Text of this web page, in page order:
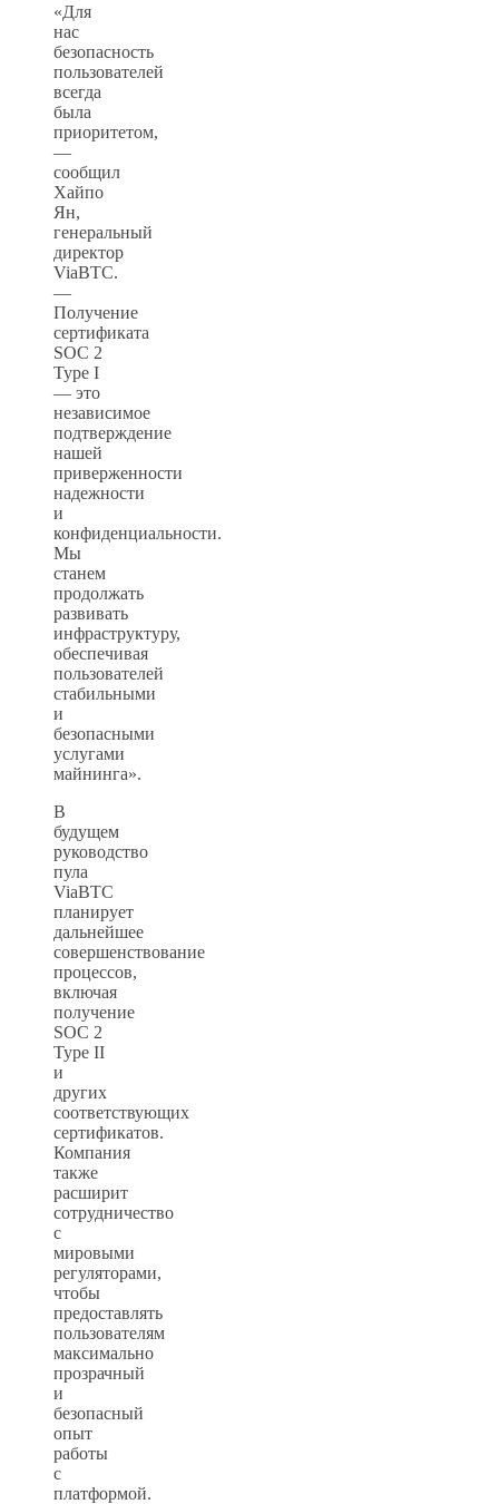
«Для
нас
безопасность
пользователей
всегда
была
приоритетом,
—
сообщил
Хайпо
Ян,
генеральный
директор
ViaBTC.
—
Получение
сертификата
SOC 2
Type I
— это
независимое
подтверждение
нашей
приверженности
надежности
и
конфиденциальности.
Мы
станем
продолжать
развивать
инфраструктуру,
обеспечивая
пользователей
стабильными
и
безопасными
услугами
майнинга».
В
будущем
руководство
пула
ViaBTC
планирует
дальнейшее
совершенствование
процессов,
включая
получение
SOC 2
Type II
и
других
соответствующих
сертификатов.
Компания
также
расширит
сотрудничество
с
мировыми
регуляторами,
чтобы
предоставлять
пользователям
максимально
прозрачный
и
безопасный
опыт
работы
с
платформой.